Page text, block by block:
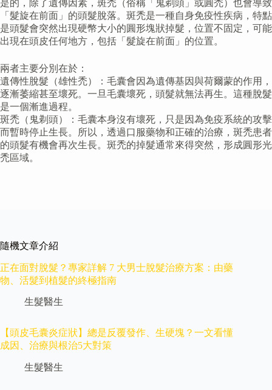
是的，除了遺傳因素，斑禿（俗稱「鬼剃頭」或圓禿）也會導致
「髮旋在前面」的頭髮脫落。斑禿是一種自身免疫性疾病，特點
是頭髮會突然出現硬幣大小的圓形塊狀掉髮，位置不固定，可能
出現在頭皮任何地方，包括「髮旋在前面」的位置。
兩者主要分別在於：
遺傳性脫髮（雄性禿）：毛囊會因為遺傳基因與荷爾蒙的作用，
逐漸萎縮甚至壞死。一旦毛囊壞死，頭髮就無法再生。這種脫髮
是一個漸進過程。
斑禿（鬼剃頭）：毛囊本身沒有壞死，只是因為免疫系統的攻擊
而暫時停止生長。所以，透過口服藥物和正確的治療，斑禿患者
的頭髮有機會再次生長。斑禿的掉髮通常來得突然，形成圓形光
禿區域。
隨機文章介紹
正在面對脫髮？專家詳解 7 大男士脫髮治療方案：由藥
物、活髮到植髮的終極指南
生髮醫生
【頭皮毛囊炎症狀】總是反覆發作、生硬塊？一文看懂
成因、治療與根治5大對策
生髮醫生